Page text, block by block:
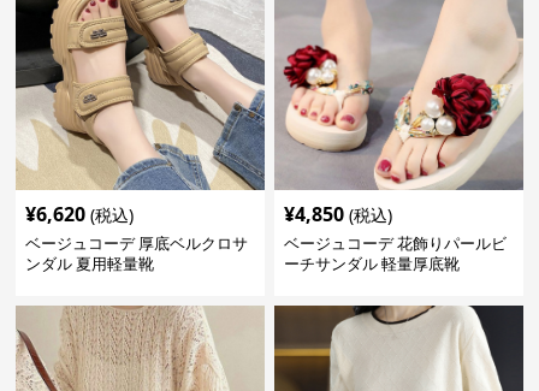
¥6,620 (税込)
ベージュコーデ 厚底ベルクロサ
ンダル 夏用軽量靴
¥4,850 (税込)
ベージュコーデ 花飾りパールビ
ーチサンダル 軽量厚底靴